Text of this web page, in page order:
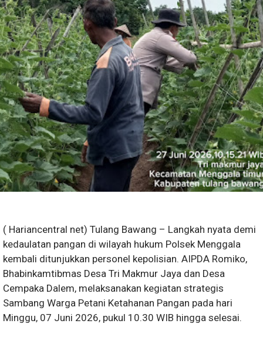
( Hariancentral net) Tulang Bawang – Langkah nyata demi
kedaulatan pangan di wilayah hukum Polsek Menggala
kembali ditunjukkan personel kepolisian. AIPDA Romiko,
Bhabinkamtibmas Desa Tri Makmur Jaya dan Desa
Cempaka Dalem, melaksanakan kegiatan strategis
Sambang Warga Petani Ketahanan Pangan pada hari
Minggu, 07 Juni 2026, pukul 10.30 WIB hingga selesai.